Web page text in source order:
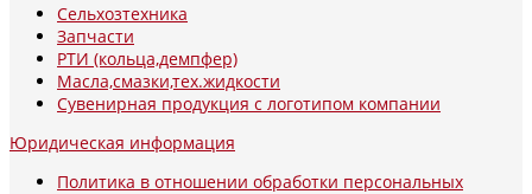
Сельхозтехника
Запчасти
РТИ (кольца,демпфер)
Масла,смазки,тех.жидкости
Сувенирная продукция с логотипом компании
Юридическая информация
Политика в отношении обработки персональных